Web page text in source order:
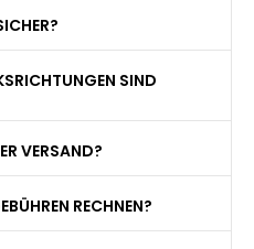
SIND
VERSAND?
RECHNEN?